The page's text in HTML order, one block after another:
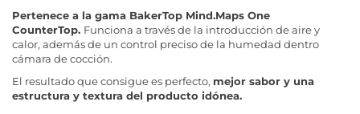
Pertenece a la gama BakerTop Mind.Maps One
CounterTop. Funciona a través de la introducción de aire y
calor, además de un control preciso de la humedad dentro
cámara de cocción.
El resultado que consigue es perfecto, mejor sabor y una
estructura y textura del producto idónea.